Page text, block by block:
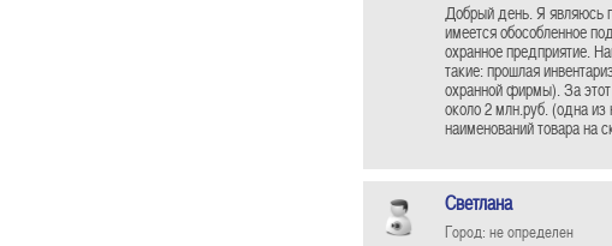
Добрый день. Я являюсь
имеется обособленное
охранное предприятие.
такие: прошлая
охранной фирмы). За
около 2 млн.руб. (одна
наименований товара на
Светлана
Город: не определен